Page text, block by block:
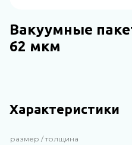
Вакуумные
62 мкм
Характеристики
размер / толщина